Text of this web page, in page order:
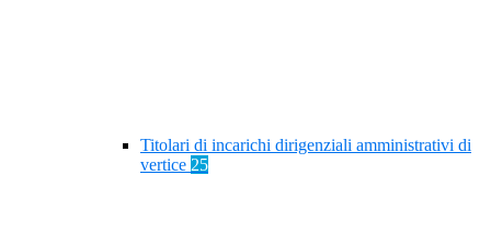
Titolari di incarichi dirigenziali amministrativi di
vertice 25